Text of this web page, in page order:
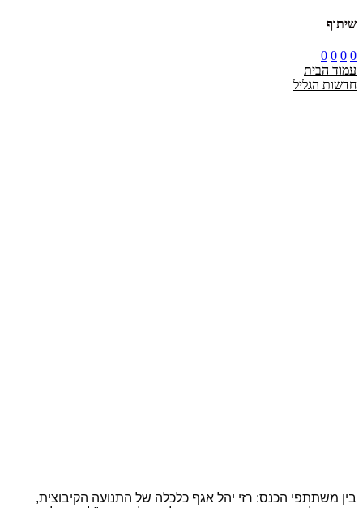
שיתוף
0
0
0
0
עמוד הבית
חדשות הגליל
בין משתתפי הכנס: רזי יהל אגף כלכלה של התנועה הקיבוצית,